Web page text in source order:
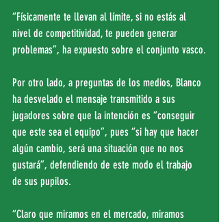
“Físicamente te llevan al límite, si no estás al
nivel de competitividad, te pueden generar
problemas”, ha expuesto sobre el conjunto vasco.
Por otro lado, a preguntas de los medios, Blanco
ha desvelado el mensaje transmitido a sus
jugadores sobre que la intención es “conseguir
que este sea el equipo”, pues “si hay que hacer
algún cambio, será una situación que no nos
gustará”, defendiendo de este modo el trabajo
de sus pupilos.
“Claro que miramos en el mercado, miramos